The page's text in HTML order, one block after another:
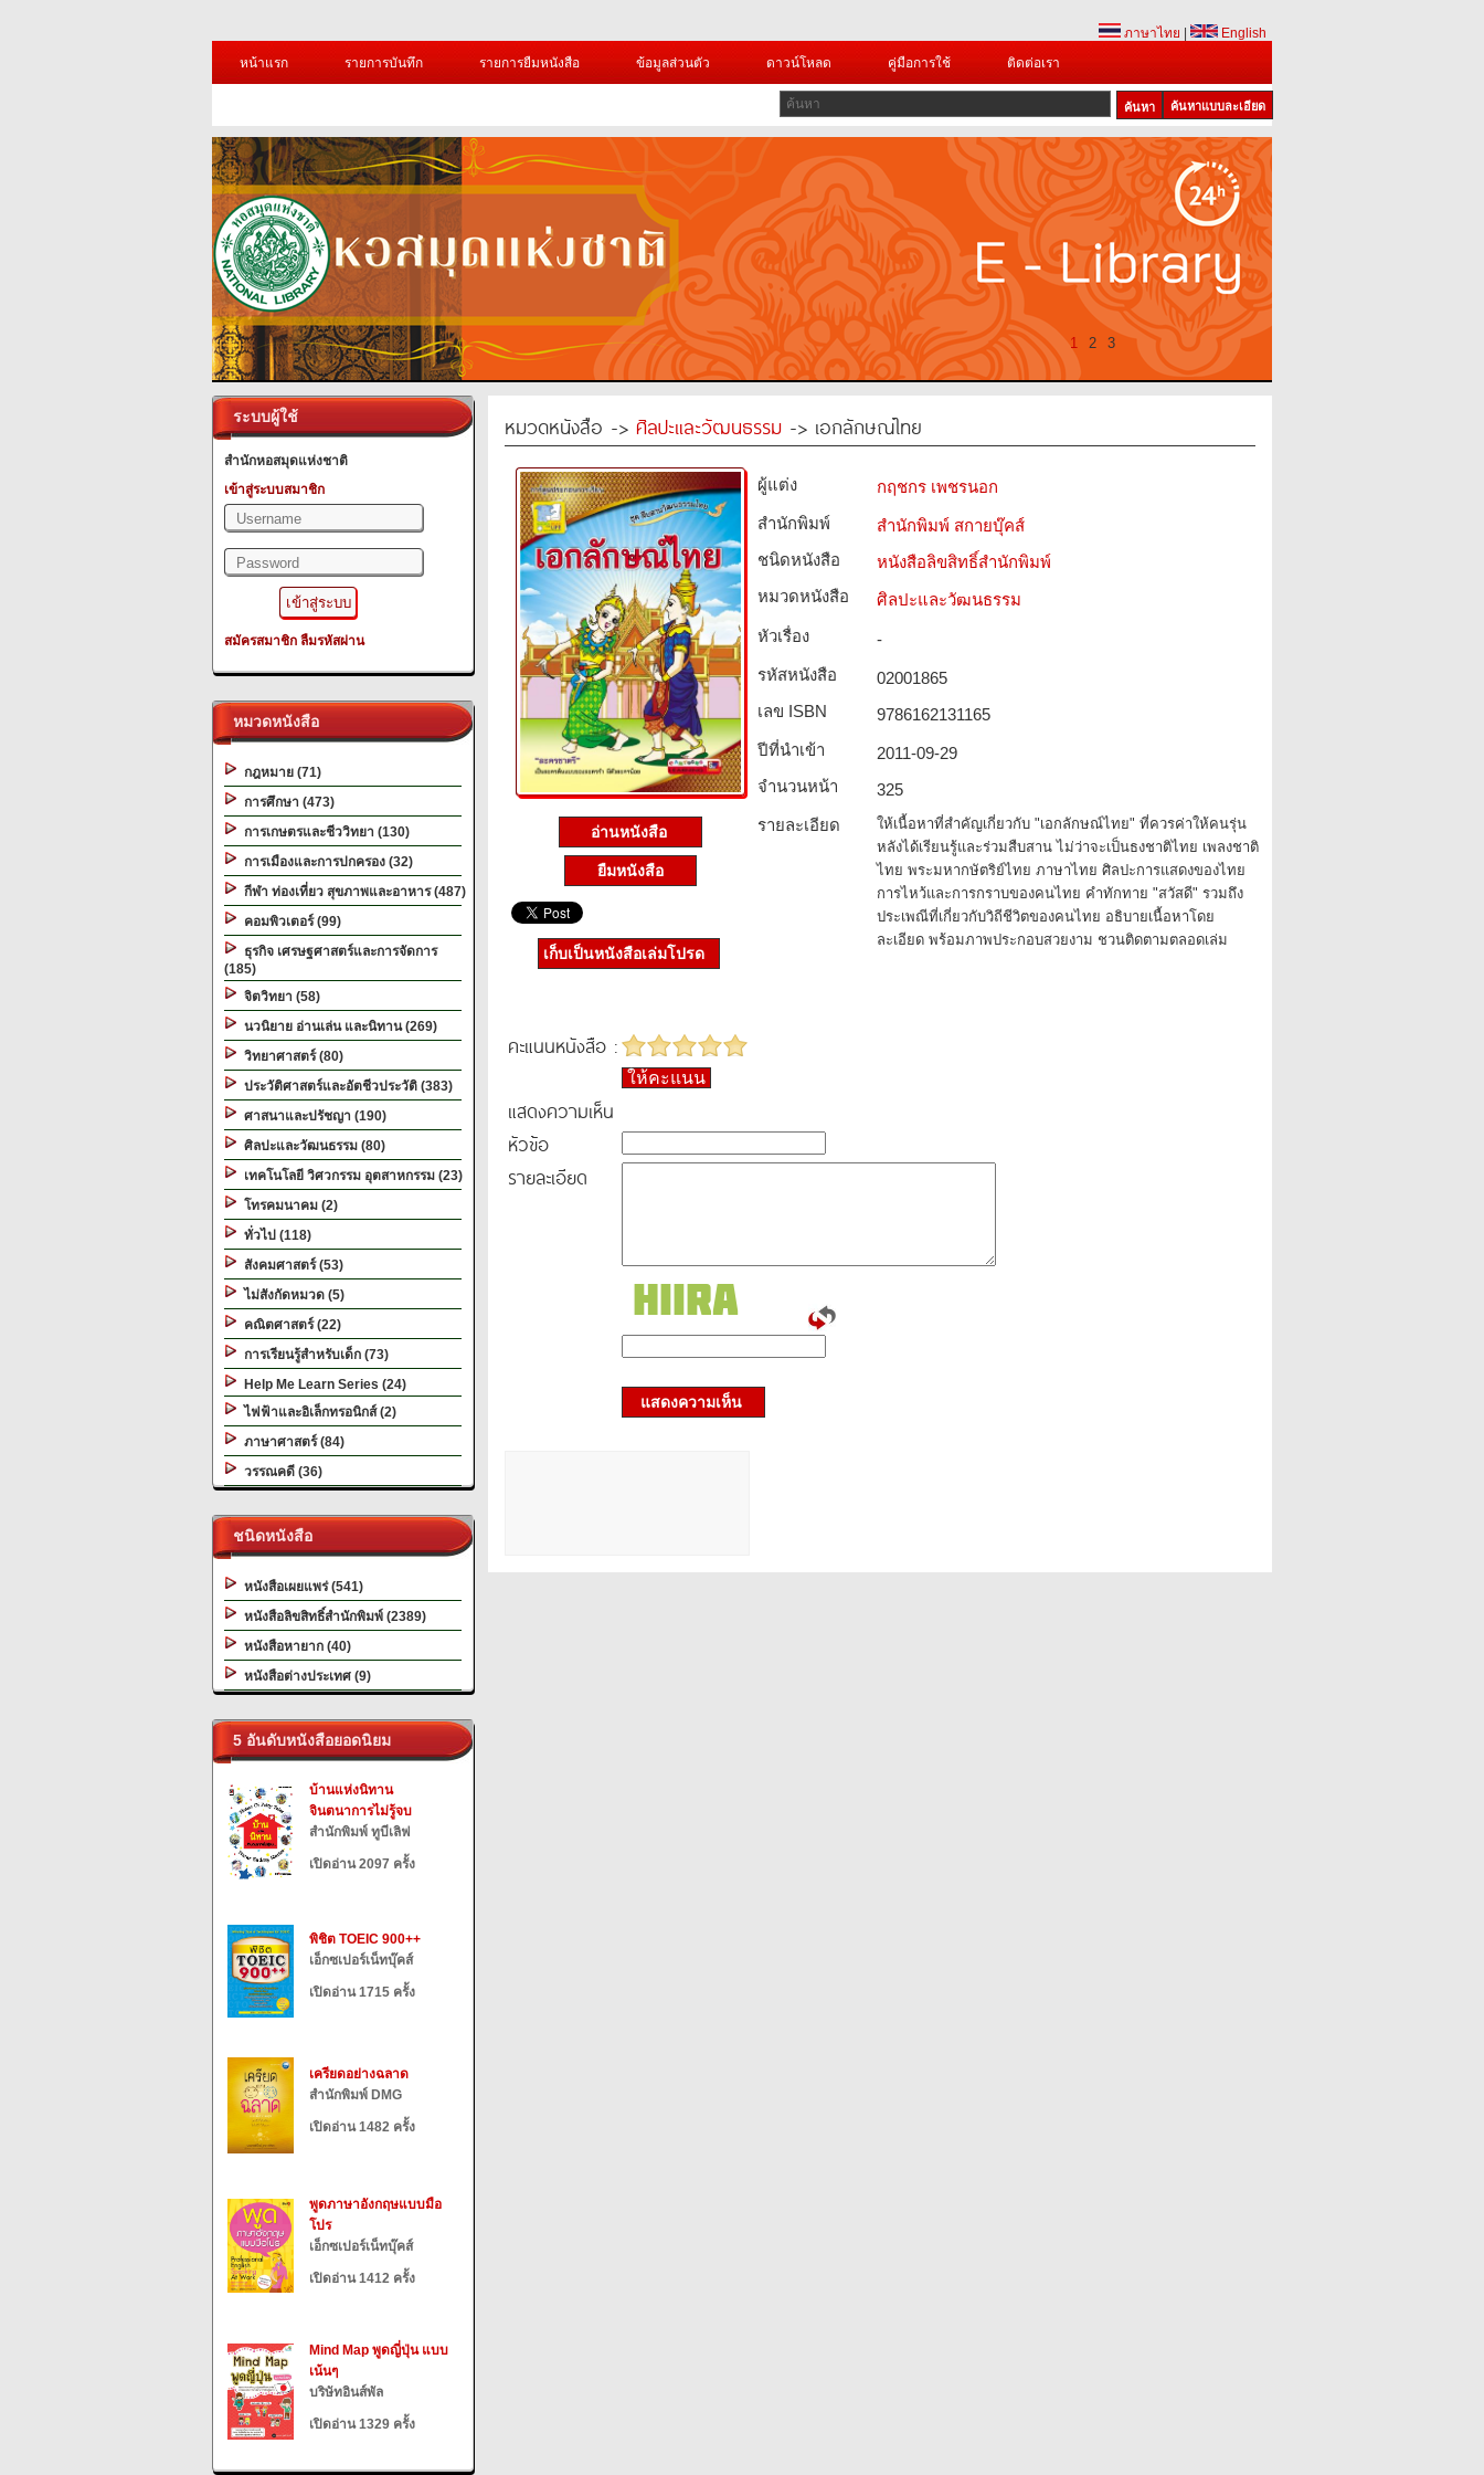
ภาษาไทย
English
หน้าแรก
รายการบันทึก รายการยืมหนังสือ ข้อมูลส่วนตัว ดาวน์โหลด คู่มือการใช้ ติดต่อเรา
ค้นหาแบบละเอียด
1 2 3
ระบบผู้ใช้
สำนักหอสมุดแห่งชาติ
เข้าสู่ระบบสมาชิก
สมัครสมาชิก ลืมรหัสผ่าน
หมวดหนังสือ
กฎหมาย (71)
การศึกษา (473)
การเกษตรและชีววิทยา (130)
การเมืองและการปกครอง (32)
กีฬา ท่องเที่ยว สุขภาพและอาหาร (487)
คอมพิวเตอร์ (99)
ธุรกิจ เศรษฐศาสตร์และการจัดการ
(185)
จิตวิทยา (58)
นวนิยาย อ่านเล่น และนิทาน (269)
วิทยาศาสตร์ (80)
ประวัติศาสตร์และอัตชีวประวัติ (383)
ศาสนาและปรัชญา (190)
ศิลปะและวัฒนธรรม (80)
เทคโนโลยี วิศวกรรม อุตสาหกรรม (23)
โทรคมนาคม (2)
ทั่วไป (118)
สังคมศาสตร์ (53)
ไม่สังกัดหมวด (5)
คณิตศาสตร์ (22)
การเรียนรู้สำหรับเด็ก (73)
Help Me Learn Series (24)
ไฟฟ้าและอิเล็กทรอนิกส์ (2)
ภาษาศาสตร์ (84)
วรรณคดี (36)
ชนิดหนังสือ
หนังสือเผยแพร่ (541)
หนังสือลิขสิทธิ์สำนักพิมพ์ (2389)
หนังสือหายาก (40)
หนังสือต่างประเทศ (9)
5 อันดับหนังสือยอดนิยม
บ้านแห่งนิทาน
จินตนาการไม่รู้จบ
สำนักพิมพ์ ทูบีเลิฟ
เปิดอ่าน 2097 ครั้ง
พิชิต TOEIC 900++
เอ็กซเปอร์เน็ทบุ๊คส์
เปิดอ่าน 1715 ครั้ง
เครียดอย่างฉลาด
สำนักพิมพ์ DMG
เปิดอ่าน 1482 ครั้ง
พูดภาษาอังกฤษแบบมือ
โปร
เอ็กซเปอร์เน็ทบุ๊คส์
เปิดอ่าน 1412 ครั้ง
Mind Map พูดญี่ปุ่น แบบ
เน้นๆ
บริษัทอินส์พัล
เปิดอ่าน 1329 ครั้ง
หมวดหนังสือ -> ศิลปะและวัฒนธรรม -> เอกลักษณ์ไทย
อ่านหนังสือ
ยืมหนังสือ
ผู้แต่ง
กฤชกร เพชรนอก
สำนักพิมพ์
สำนักพิมพ์ สกายบุ๊คส์
ชนิดหนังสือ­
หนังสือลิขสิทธิ์สำนักพิมพ์
หมวดหนังสือ­
ศิลปะและวัฒนธรรม
หัวเรื่อง
-
รหัสหนังสือ­
02001865
เลข ISBN
9786162131165
ปีที่นำเข้า
2011-09-29
จำนวนหน้า
325
รายละเอียด
ให้เนื้อหาที่สำคัญเกี่ยวกับ "เอกลักษณ์ไทย" ที่ควรค่าให้คนรุ่น
หลังได้เรียนรู้และร่วมสืบสาน ไม่ว่าจะเป็นธงชาติไทย เพลงชาติ
ไทย พระมหากษัตริย์ไทย ภาษาไทย ศิลปะการแสดงของไทย
การไหว้และการกราบของคนไทย คำทักทาย "สวัสดี" รวมถึง
ประเพณีที่เกี่ยวกับวิถีชีวิตของคนไทย อธิบายเนื้อหาโดย
ละเอียด พร้อมภาพประกอบสวยงาม ชวนติดตามตลอดเล่ม
เก็บเป็นหนังสือเล่มโปรด
คะแนนหนังสือ :
ให้คะแนน
แสดงความเห็น
หัวข้อ
รายละเอียด
แสดงความเห็น